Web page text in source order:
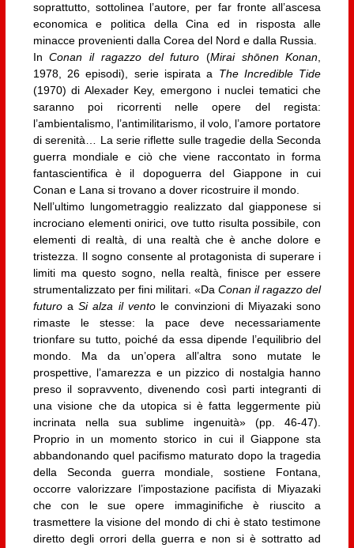
soprattutto, sottolinea l’autore, per far fronte all’ascesa
economica e politica della Cina ed in risposta alle
minacce provenienti dalla Corea del Nord e dalla Russia.
InConan il ragazzo del futuro (Mirai shōnen Konan,
1978, 26 episodi), serie ispirata a The Incredible Tide
(1970) di Alexader Key, emergono i nuclei tematici che
saranno poi ricorrenti nelle opere del regista:
l’ambientalismo, l’antimilitarismo, il volo, l’amore portatore
di serenità… La serie riflette sulle tragedie della Seconda
guerra mondiale e ciò che viene raccontato in forma
fantascientifica è il dopoguerra del Giappone in cui
Conan e Lana si trovano a dover ricostruire il mondo.
Nell’ultimo lungometraggio realizzato dal giapponese si
incrociano elementi onirici, ove tutto risulta possibile, con
elementi di realtà, di una realtà che è anche dolore e
tristezza. Il sogno consente al protagonista di superare i
limiti ma questo sogno, nella realtà, finisce per essere
strumentalizzato per fini militari. «DaConan il ragazzo del
futuroaSi alza il vento le convinzioni di Miyazaki sono
rimaste le stesse: la pace deve necessariamente
trionfare su tutto, poiché da essa dipende l’equilibrio del
mondo. Ma da un’opera all’altra sono mutate le
prospettive, l’amarezza e un pizzico di nostalgia hanno
preso il sopravvento, divenendo così parti integranti di
una visione che da utopica si è fatta leggermente più
incrinata nella sua sublime ingenuità» (pp. 46-47).
Proprio in un momento storico in cui il Giappone sta
abbandonando quel pacifismo maturato dopo la tragedia
della Seconda guerra mondiale, sostiene Fontana,
occorre valorizzare l’impostazione pacifista di Miyazaki
che con le sue opere immaginifiche è riuscito a
trasmettere la visione del mondo di chi è stato testimone
diretto degli orrori della guerra e non si è sottratto ad